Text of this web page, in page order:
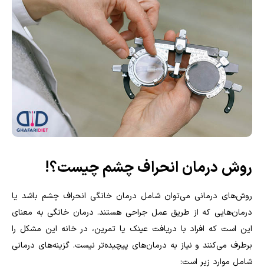
روش درمان انحراف چشم چیست؟!
روش‌های درمانی می‌توان شامل درمان خانگی انحراف چشم باشد یا
درمان‌هایی که از طریق عمل جراحی هستند. درمان خانگی به معنای
این است که افراد با دریافت عینک یا تمرین، در خانه این مشکل را
برطرف می‌کنند و نیاز به درمان‌های پیچیده‌تر نیست. گزینه‌های درمانی
شامل موارد زیر است: